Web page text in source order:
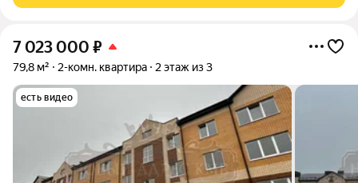
7 023 000 ₽
79,8 м² 2-комн. квартира 2 этаж из 3
есть видео